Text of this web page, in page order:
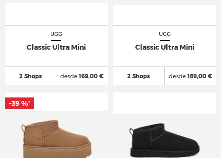
UGG
Classic Ultra Mini
2 Shops desde169,00 €
UGG
Classic Ultra Mini
2 Shops desde169,00 €
-39 %*
-39 %*